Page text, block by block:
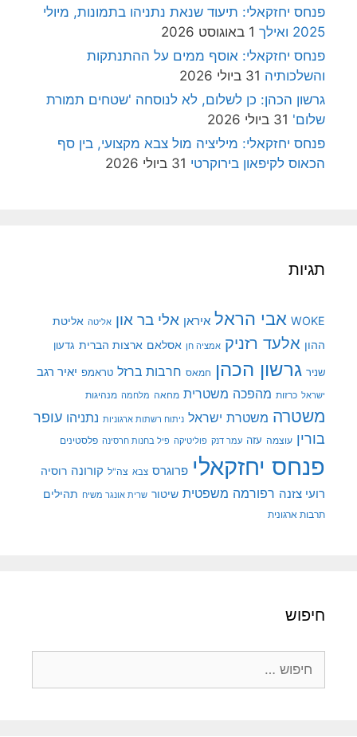
פנחס יחזקאלי: תיעוד שנאת נתניהו בתמונות, מיולי
2025 ואילך
1 באוגוסט 2026
פנחס יחזקאלי: אוסף ממים על ההתנתקות
והשלכותיה 31 ביולי 2026
גרשון הכהן: כן לשלום, לא לנוסחה 'שטחים תמורת
שלום' 31 ביולי 2026
פנחס יחזקאלי: מיליציה מול צבא מקצועי, בין סף
הכאוס לקיפאון בירוקרטי 31 ביולי 2026
תגיות
WOKE אבי הראל איראן אלי בר און אליטה אליטת
ההון אלעד רזניק אמציה חן אסלאם ארצות הברית גדעון
שניר גרשון הכהן חמאס חרבות ברזל טראמפ יאיר רגב
ישראל כרזות מהפכה משטרית מחאה מלחמה מנהיגות
משטרה משטרת ישראל ניתוח רשתות ארגוניות נתניהו עופר
בורין עוצמה עזה עמר דנק פוליטיקה פיל בחנות חרסינה פלסטינים
פנחס יחזקאלי פרוגרס צבא צה"ל קורונה רוסיה
רועי צזנה רפורמה משפטית שיטור שרית אונגר משיח תהילים
תרבות ארגונית
חיפוש